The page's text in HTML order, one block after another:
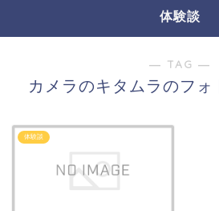
体験談
― TAG ―
カメラのキタムラのフォ
体験談